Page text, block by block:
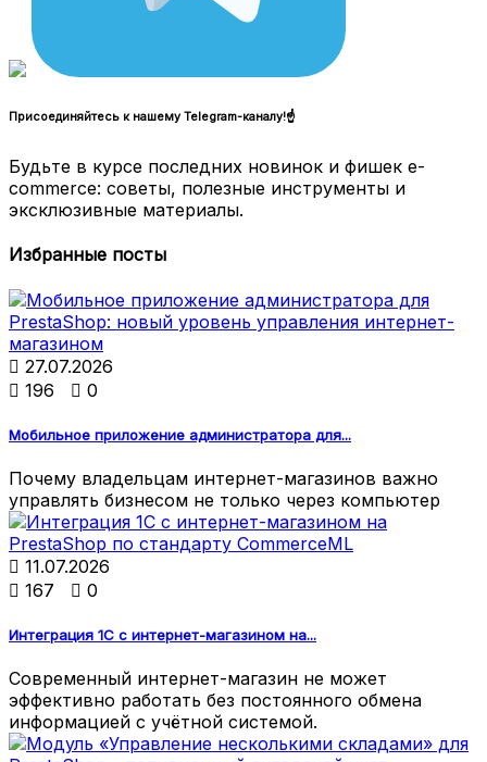
Присоединяйтесь к нашему Telegram-каналу!☝
Будьте в курсе последних новинок и фишек e-
commerce: советы, полезные инструменты и
эксклюзивные материалы.
Избранные посты
 27.07.2026
 196  0
Мобильное приложение администратора для...
Почему владельцам интернет-магазинов важно
управлять бизнесом не только через компьютер
 11.07.2026
 167  0
Интеграция 1С с интернет-магазином на...
Современный интернет-магазин не может
эффективно работать без постоянного обмена
информацией с учётной системой.